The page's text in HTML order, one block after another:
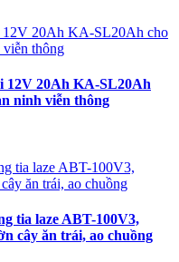
12V 20Ah KA-SL20Ah
ninh viễn thông
tia laze ABT-100V3,
cây ăn trái, ao chuồng